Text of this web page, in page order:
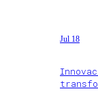
Jul 18